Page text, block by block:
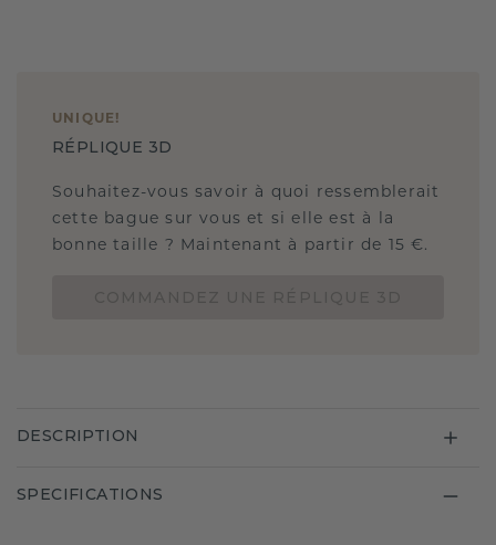
UNIQUE !
RÉPLIQUE 3D
Souhaitez-vous savoir à quoi ressemblerait
cette bague sur vous et si elle est à la
bonne taille ? Maintenant à partir de 15 €.
DESCRIPTION
SPECIFICATIONS